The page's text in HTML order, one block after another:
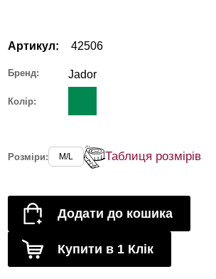
Артикул: 42506
Бренд: Jador
Колір:
Розміри: M/L Таблиця розмірів
Додати до кошика
Купити в 1 Клік